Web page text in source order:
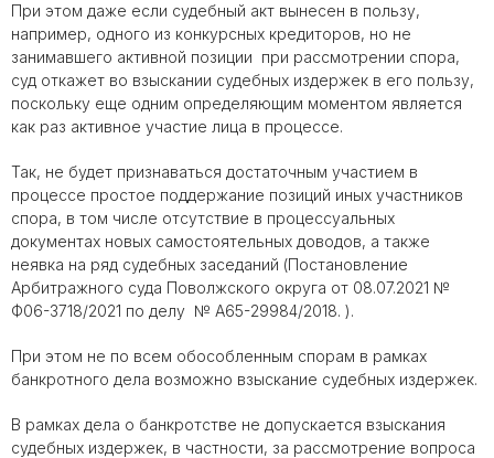
При этом даже если судебный акт вынесен в пользу,
например, одного из конкурсных кредиторов, но не
занимавшего активной позиции при рассмотрении спора,
суд откажет во взыскании судебных издержек в его пользу,
поскольку еще одним определяющим моментом является
как раз активное участие лица в процессе.
Так, не будет признаваться достаточным участием в
процессе простое поддержание позиций иных участников
спора, в том числе отсутствие в процессуальных
документах новых самостоятельных доводов, а также
неявка на ряд судебных заседаний (Постановление
Арбитражного суда Поволжского округа от 08.07.2021 №
Ф06-3718/2021 по делу № А65-29984/2018. ).
При этом не по всем обособленным спорам в рамках
банкротного дела возможно взыскание судебных издержек.
В рамках дела о банкротстве не допускается взыскания
судебных издержек, в частности, за рассмотрение вопроса